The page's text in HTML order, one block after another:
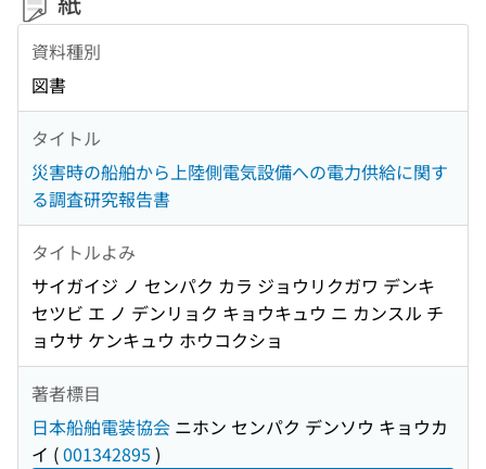
資料種別
図書
タイトル
災害時の船舶から上陸側電気設備への電力供給に関す
る調査研究報告書
タイトルよみ
サイガイジ ノ センパク カラ ジョウリクガワ デンキ
セツビ エ ノ デンリョク キョウキュウ ニ カンスル チ
ョウサ ケンキュウ ホウコクショ
著者標目
日本船舶電装協会 ニホン センパク デンソウ キョウカ
イ (001342895 )